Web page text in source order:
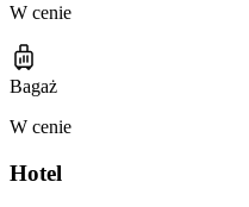
W cenie
Bagaż
W cenie
Hotel